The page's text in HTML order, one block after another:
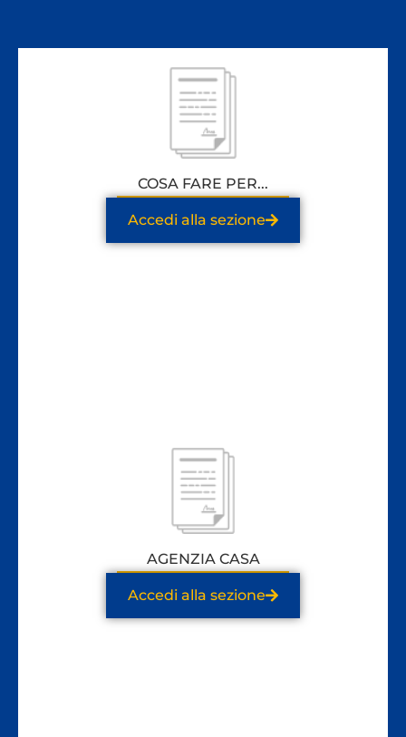
COSA FARE PER...
Accedi alla sezione
AGENZIA CASA
Accedi alla sezione